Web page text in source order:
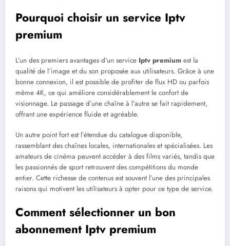
Pourquoi choisir un service Iptv
premium
L’un des premiers avantages d’un service Iptv premium est la
qualité de l’image et du son proposée aux utilisateurs. Grâce à une
bonne connexion, il est possible de profiter de flux HD ou parfois
même 4K, ce qui améliore considérablement le confort de
visionnage. Le passage d’une chaîne à l’autre se fait rapidement,
offrant une expérience fluide et agréable.
Un autre point fort est l’étendue du catalogue disponible,
rassemblant des chaînes locales, internationales et spécialisées. Les
amateurs de cinéma peuvent accéder à des films variés, tandis que
les passionnés de sport retrouvent des compétitions du monde
entier. Cette richesse de contenus est souvent l’une des principales
raisons qui motivent les utilisateurs à opter pour ce type de service.
Comment sélectionner un bon
abonnement Iptv premium